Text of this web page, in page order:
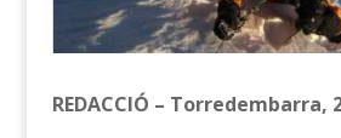
REDACCIÓ – Torredembarra,